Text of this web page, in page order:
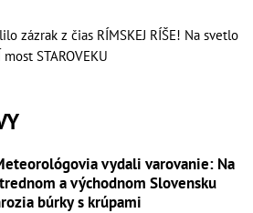
zázrak z čias RÍMSKEJ RÍŠE! Na svetlo
STAROVEKU
vydali varovanie: Na
a východnom Slovensku
búrky s krúpami